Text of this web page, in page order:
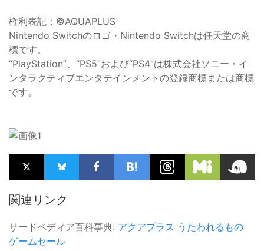
権利表記：©AQUAPLUS
Nintendo Switchのロゴ・Nintendo Switchは任天堂の商
標です。
“PlayStation”、“PS5”および“PS4”は株式会社ソニー・イ
ンタラクティブエンタテインメントの登録商標または商標
です。
関連リンク
サードペディア百科事典: アクアプラス うたわれるもの
ゲームセール